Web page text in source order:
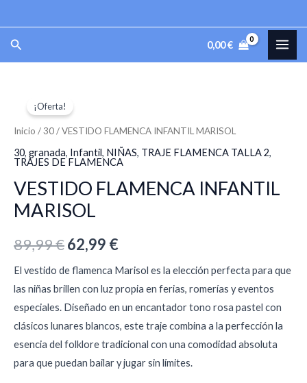
al
contenido
Buscar 0,00€
¡Oferta!
Inicio /30/ VESTIDO FLAMENCA INFANTIL MARISOL
30, granada, Infantil, NIÑAS, TRAJE FLAMENCA TALLA 2,
TRAJES DE FLAMENCA
VESTIDO FLAMENCA INFANTIL
MARISOL
89,99€
precio
original
era:
89,99 €.
62,99 €
precio
actual
es:
El vestido de flamenca Marisol es la elección perfecta para que
las niñas brillen con luz propia en ferias, romerías y eventos
especiales. Diseñado en un encantador tono rosa pastel con
clásicos lunares blancos, este traje combina a la perfección la
esencia del folklore tradicional con una comodidad absoluta
para que puedan bailar y jugar sin límites.
FLAMENCA
INFANTIL
MARISOL
cantidad